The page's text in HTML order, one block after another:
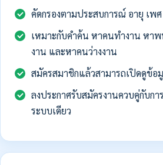
คัดกรองตามประสบการณ์ อายุ เพ
เหมาะกับคำค้น หาคนทำงาน หา
งาน และหาคนว่างงาน
สมัครสมาชิกแล้วสามารถเปิดดูข้อ
ลงประกาศรับสมัครงานควบคู่กับกา
ระบบเดียว